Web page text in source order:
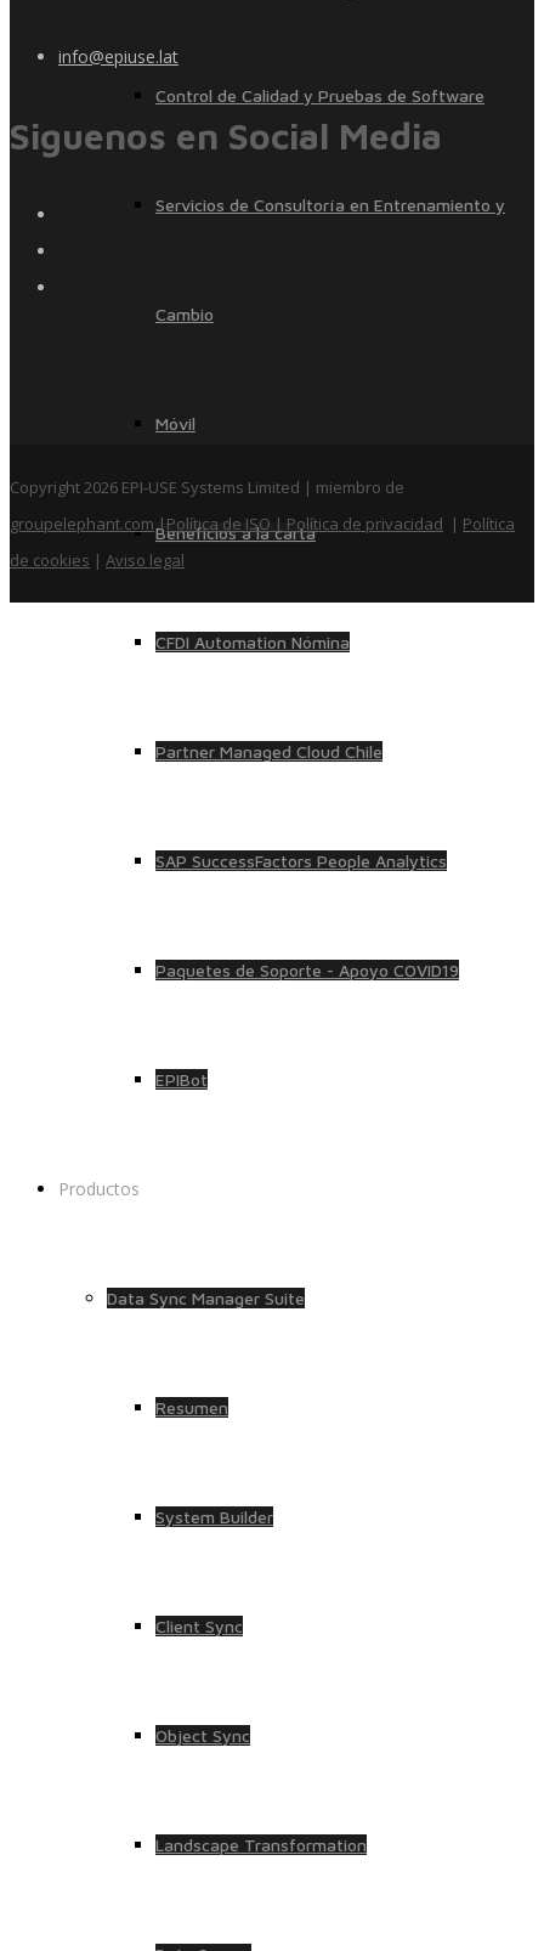
Control de Calidad y Pruebas de Software
Servicios de Consultoría en Entrenamiento y
Cambio
Móvil
Beneficios a la carta
CFDI Automation Nómina
Partner Managed Cloud Chile
SAP SuccessFactors People Analytics
Paquetes de Soporte - Apoyo COVID19
EPIBot
Productos
Data Sync Manager Suite
Resumen
System Builder
Client Sync
Object Sync
Landscape Transformation
info@epiuse.lat
Siguenos en Social Media
Copyright 2026 EPI-USE Systems Limited | miembro de
groupelephant.com | Política de ISO | Política de privacidad | Política
de cookies | Aviso legal